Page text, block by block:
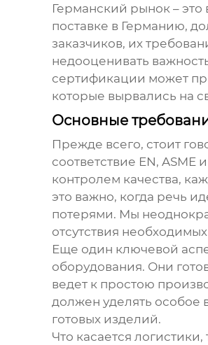
Германский рынок – это
поставке в Германию,
заказчиков, их
недооценивать
сертификации может
которые вырвались на
Основные
Прежде всего, стоит
соответствие EN,
контролем качества,
это важно, когда речь
потерями. Мы
отсутствия
Еще один ключевой
оборудования. Они
ведет к простою
должен уделять особое
готовых изделий.
Что касается